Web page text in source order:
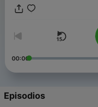
inteligencia económica.
con la información
acertadas.
00:00
Episodios